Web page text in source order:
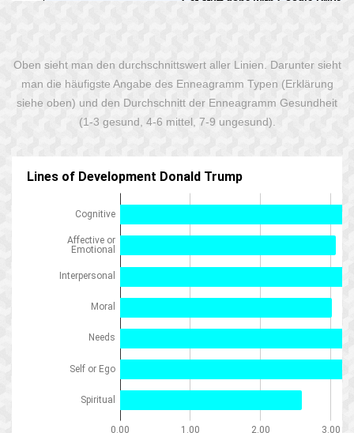
Oben sieht man den durchschnittswert aller Linien. Darunter sieht
man die häufigste Angabe des Enneagramm Typen (Erklärung
siehe oben) und den Durchschnitt der Enneagramm Gesundheit
(1-3 gesund, 4-6 mittel, 7-9 ungesund).